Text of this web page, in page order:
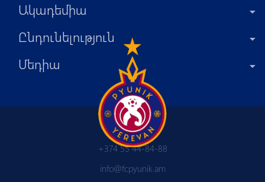
Ակադեմիա
Ընդունելություն
Մեդիա
+374 55 44-84-88
info@fcpyunik.am